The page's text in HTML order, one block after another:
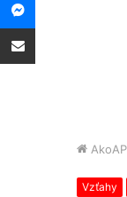
Vzťahy
Share via Email